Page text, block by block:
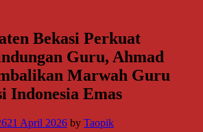
Bekasi Perkuat
Guru, Ahmad
Marwah Guru
Indonesia Emas
21 April 2026 by Taopik